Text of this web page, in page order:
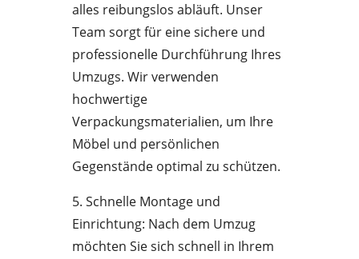
alles reibungslos abläuft. Unser
Team sorgt für eine sichere und
professionelle Durchführung Ihres
Umzugs. Wir verwenden
hochwertige
Verpackungsmaterialien, um Ihre
Möbel und persönlichen
Gegenstände optimal zu schützen.
5. Schnelle Montage und
Einrichtung: Nach dem Umzug
möchten Sie sich schnell in Ihrem